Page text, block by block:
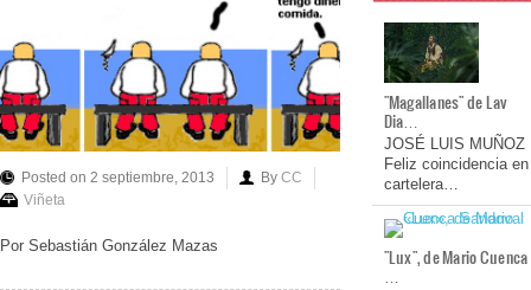
Posted on 2 septiembre, 2013 By CC
Viñeta
Por Sebastián González Mazas
"Magallanes" de Lav
Dia…
JOSÉ LUIS MUÑOZ
Feliz coincidencia en
cartelera…
"Lux", de Mario Cuenca
…